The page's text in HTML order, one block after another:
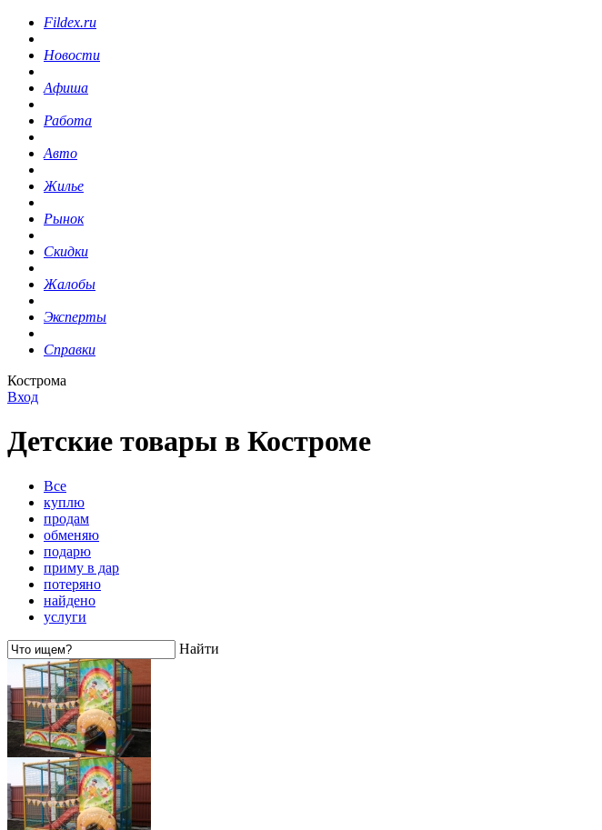
Fildex.ru
Новости
Афиша
Работа
Авто
Жилье
Рынок
Скидки
Жалобы
Эксперты
Справки
Кострома
Вход
Детские товары в Костроме
Все
куплю
продам
обменяю
подарю
приму в дар
потеряно
найдено
услуги
Найти